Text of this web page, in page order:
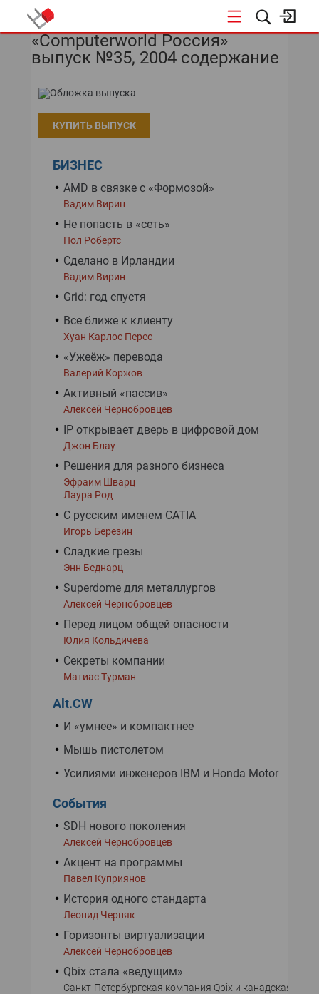
«Computerworld Россия»
выпуск №35, 2004 содержание
КУПИТЬ ВЫПУСК
БИЗНЕС
AMD в связке с «Формозой»
Вадим Вирин
Не попасть в «сеть»
Пол Робертс
Сделано в Ирландии
Вадим Вирин
Grid: год спустя
Все ближе к клиенту
Хуан Карлос Перес
«Ужеёж» перевода
Валерий Коржов
Активный «пассив»
Алексей Чернобровцев
IP открывает дверь в цифровой дом
Джон Блау
Решения для разного бизнеса
Эфраим Шварц
Лаура Род
C русским именем CATIA
Игорь Березин
Сладкие грезы
Энн Беднарц
Superdome для металлургов
Алексей Чернобровцев
Перед лицом общей опасности
Юлия Кольдичева
Секреты компании
Матиас Турман
Alt.CW
И «умнее» и компактнее
Мышь пистолетом
Усилиями инженеров IBM и Honda Motor
События
SDH нового поколения
Алексей Чернобровцев
Акцент на программы
Павел Куприянов
История одного стандарта
Леонид Черняк
Горизонты виртуализации
Алексей Чернобровцев
Qbix стала «ведущим»
Санкт-Петербургская компания Qbix и канадская